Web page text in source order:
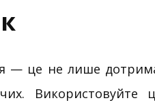
— це не лише